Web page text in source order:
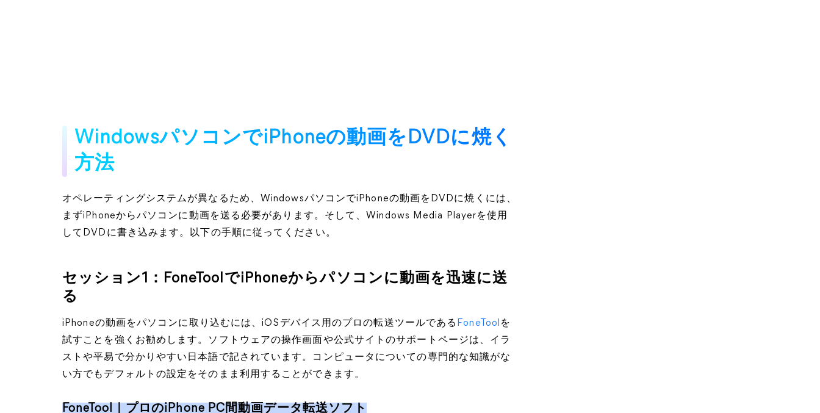
WindowsパソコンでiPhoneの動画をDVDに焼く
方法
オペレーティングシステムが異なるため、WindowsパソコンでiPhoneの動画をDVDに焼くには、
まずiPhoneからパソコンに動画を送る必要があります。そして、Windows Media Playerを使用
してDVDに書き込みます。以下の手順に従ってください。
セッション1：FoneToolでiPhoneからパソコンに動画を迅速に送
る
iPhoneの動画をパソコンに取り込むには、iOSデバイス用のプロの転送ツールである FoneTool を
試すことを強くお勧めします。ソフトウェアの操作画面や公式サイトのサポートページは、イラ
ストや平易で分かりやすい日本語で記されています。コンピュータについての専門的な知識がな
い方でもデフォルトの設定をそのまま利用することができます。
FoneTool｜プロのiPhone PC間動画データ転送ソフト